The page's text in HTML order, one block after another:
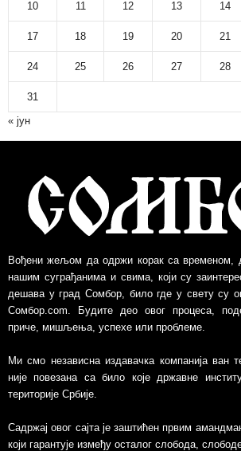
10 11 12 13 14
17 18 19 20 21
24 25 26 27 28
31
« јун
Вођени жељом да одржи корак са временом,
нашим суграђанима и свима, који су
дешава у град Сомбор, било где у свету су
Сомбор.com. Будите део овог процеса,
приче, мишљења, успехе или проблеме.
Ми смо независна издавачка компанија ван
није повезанa са било које државне
територије Србије.
Садржај овог сајта је заштићен првим
који гарантује између осталог слобода,